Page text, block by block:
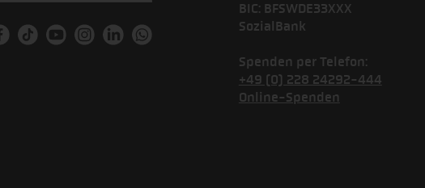
BIC: BFSWDE33XXX
SozialBank
Spenden per Telefon:
+49 (0) 228 24292-444
Online-Spenden